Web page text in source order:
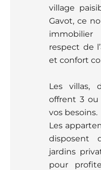
village
Gavot, ce
respect de
et confort
Les villas,
offrent 3 ou
vos besoins.
Les
disposent
jardins
pour